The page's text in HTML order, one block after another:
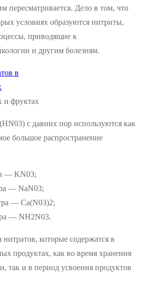
пересматривается. Дело в том, что
условиях образуются нитриты,
приводящие к
и другим болезням.
и фруктах
с давних пор используются как
большое распространение
— KN03;
— NaN03;
— Ca(N03)2;
— NH2N03.
которые содержатся в
продуктах, как во время хранения
так и в период усвоения продуктов